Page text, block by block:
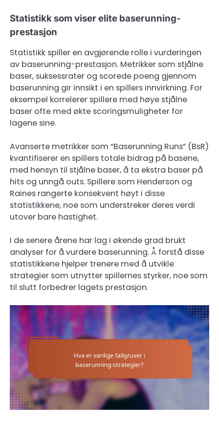
Statistikk som viser elite baserunning-
prestasjon
Statistikk spiller en avgjørende rolle i vurderingen
av baserunning-prestasjon. Metrikker som stjålne
baser, suksessrater og scorede poeng gjennom
baserunning gir innsikt i en spillers innvirkning. For
eksempel korrelerer spillere med høye stjålne
baser ofte med økte scoringsmuligheter for
lagene sine.
Avanserte metrikker som “Baserunning Runs” (BsR)
kvantifiserer en spillers totale bidrag på basene,
med hensyn til stjålne baser, å ta ekstra baser på
hits og unngå outs. Spillere som Henderson og
Raines rangerte konsekvent høyt i disse
statistikkene, noe som understreker deres verdi
utover bare hastighet.
I de senere årene har lag i økende grad brukt
analyser for å vurdere baserunning. Å forstå disse
statistikkene hjelper trenere med å utvikle
strategier som utnytter spillernes styrker, noe som
til slutt forbedrer lagets prestasjon.